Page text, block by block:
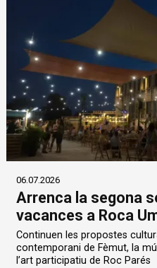
06.07.2026
Arrenca la segona
vacances a Roca
Continuen les propostes
contemporani de Fèmut, la
l’art participatiu de Roc Parés